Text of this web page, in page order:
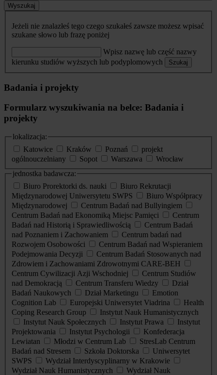
Wyszukaj
Jeżeli nie znalazłeś tego czego szukałeś zawsze możesz wpisać
szukane słowo lub frazę poniżej
Wpisz nazwę lub część nazwy
kierunku studiów wyższych lub podyplomowych
Szukaj
Badania i projekty
Formularz wyszukiwania na belce: Badania i
projekty
lokalizacja:
Katowice
Kraków Poznań
projekt
ogólnouczelniany
Sopot Warszawa
Wrocław
jednostka badawcza:
Biuro Prorektorki ds. nauki
Biuro Rekrutacji
Międzynarodowej Uniwersytetu SWPS
Biuro Współpracy
Międzynarodowej
Centrum Badań nad Bullyingiem
Centrum Badań nad Ekonomiką Miejsc Pamięci
Centrum
Badań nad Historią i Sprawiedliwością
Centrum Badań
nad Poznaniem i Zachowaniem
Centrum badań nad
Rozwojem Osobowości
Centrum Badań nad Wspieraniem
Podejmowania Decyzji
Centrum Badań Stosowanych nad
Zdrowiem i Zachowaniami Zdrowotnymi CARE-BEH
Centrum Cywilizacji Azji Wschodniej
Centrum Studiów
nad Demokracją
Centrum Transferu Wiedzy
Dział
Badań Naukowych
Dział Marketingu
Emotion
Cognition Lab
Europejski Uniwersytet Viadrina
Health
Coping Research Group
Instytut Nauk Humanistycznych
Instytut Nauk Społecznych
Instytut Prawa
Instytut
Projektowania
Instytut Psychologii
Konfederacja
Lewiatan
Młodzi w Centrum Lab
StresLab Centrum
Badań nad Stresem
Szkoła Doktorska
Uniwersytet
SWPS
Wydział Interdyscyplinarny w Krakowie
Wydział Nauk Humanistycznych
Wydział Nauk